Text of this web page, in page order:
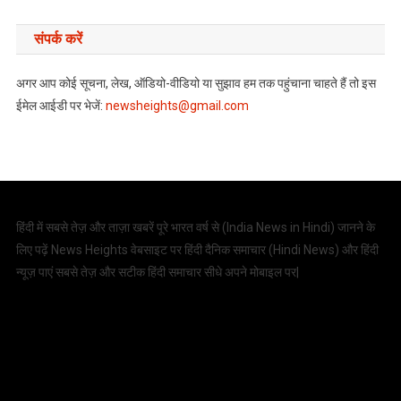
संपर्क करें
अगर आप कोई सूचना, लेख, ऑडियो-वीडियो या सुझाव हम तक पहुंचाना चाहते हैं तो इस
ईमेल आईडी पर भेजें: newsheights@gmail.com
हिंदी में सबसे तेज़ और ताज़ा खबरें पूरे भारत वर्ष से ( India News in Hindi) जानने के
लिए पढ़ें News Heights वेबसाइट पर हिंदी दैनिक समाचार (Hindi News) और हिंदी
न्यूज़ पाएं सबसे तेज़ और सटीक हिंदी समाचार सीधे अपने मोबाइल पर|